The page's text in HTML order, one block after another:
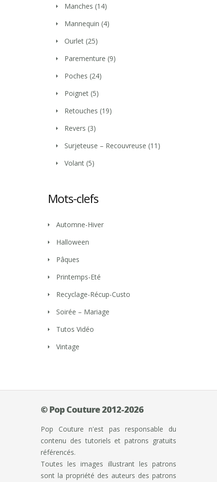
Manches (14)
Mannequin (4)
Ourlet (25)
Parementure (9)
Poches (24)
Poignet (5)
Retouches (19)
Revers (3)
Surjeteuse – Recouvreuse (11)
Volant (5)
Mots-clefs
Automne-Hiver
Halloween
Pâques
Printemps-Eté
Recyclage-Récup-Custo
Soirée – Mariage
Tutos Vidéo
Vintage
© Pop Couture 2012-2026
Pop Couture n'est pas responsable du
contenu des tutoriels et patrons gratuits
référencés.
Toutes les images illustrant les patrons
sont la propriété des auteurs des patrons